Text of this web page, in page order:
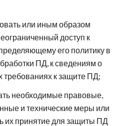
или иным образом
доступ к
его политику в
ПД, к сведениям о
требованиях к защите ПД;
необходимые правовые,
и технические меры или
их принятие для защиты ПД